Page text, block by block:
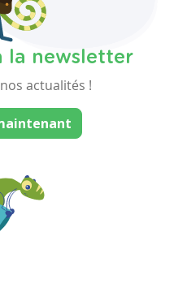
la newsletter
actualités !